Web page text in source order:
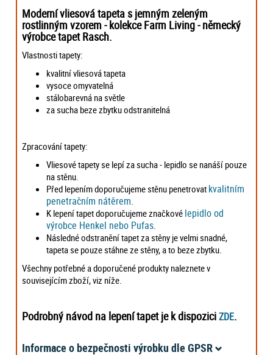
Moderní vliesová tapeta s jemným zeleným
rostlinným vzorem - kolekce Farm Living - německý
výrobce tapet Rasch.
Vlastnosti tapety:
kvalitní vliesová tapeta
vysoce omyvatelná
stálobarevná na světle
za sucha beze zbytku odstranitelná
Zpracování tapety:
Vliesové tapety se lepí za sucha - lepidlo se nanáší pouze
na stěnu.
Před lepením doporučujeme stěnu penetrovat kvalitním
penetračním nátěrem.
K lepení tapet doporučujeme značkové lepidlo od
výrobce Henkel nebo Pufas.
Následné odstranění tapet za stěny je velmi snadné,
tapeta se pouze stáhne ze stěny, a to beze zbytku.
Všechny potřebné a doporučené produkty naleznete v
souvisejícím zboží, viz níže.
Podrobný návod na lepení tapet je k dispoziciZDE.
Informace o bezpečnosti výrobku dle GPSR